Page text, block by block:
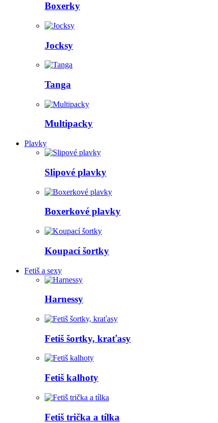
Boxerky
Jocksy
Tanga
Multipacky
Plavky
Slipové plavky
Boxerkové plavky
Koupací šortky
Fetiš a sexy
Harnessy
Fetiš šortky, kraťasy
Fetiš kalhoty
Fetiš trička a tílka